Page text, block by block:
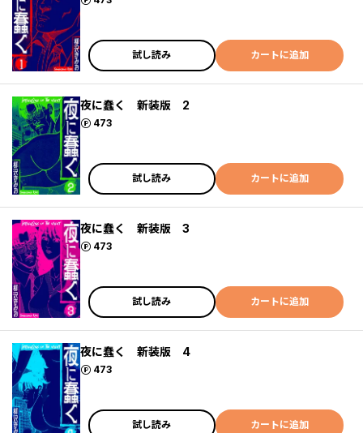
試し読み カートに追加
夜に蠢く 新装版 2
473
ポイント
試し読み カートに追加
夜に蠢く 新装版 3
473
ポイント
試し読み カートに追加
夜に蠢く 新装版 4
473
ポイント
試し読み カートに追加